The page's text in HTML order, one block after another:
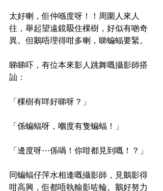
太好喇，佢仲喺度呀！！周圍人來人
往，舉起望遠鏡𥄫住棵樹，好似有啲奇
異。但鵝唔理得咁多喇，睇蝙蝠要緊。
睇睇吓，有位本來影人跳舞嘅攝影師搭
訕：
「棵樹有咩好睇呀？」
「係蝙蝠呀，嗰度有隻蝙蝠！」
「邊度呀⋯係喎！你咁都見到嘅！？」
同蝙蝠仔萍水相逢嘅攝影師，見鵝影得
咁高興，佢都唔執輸影咗輪。鵝好努力